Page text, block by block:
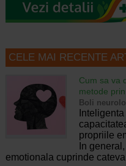
CELE MAI RECENTE
Cum sa va
metode
Boli
propriile
In
emotionala cuprinde